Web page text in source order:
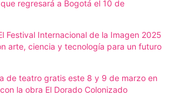
regresará a Bogotá el 10 de
Festival Internacional de la Imagen 2025
arte, ciencia y tecnología para un futuro
de teatro gratis este 8 y 9 de marzo en
la obra El Dorado Colonizado